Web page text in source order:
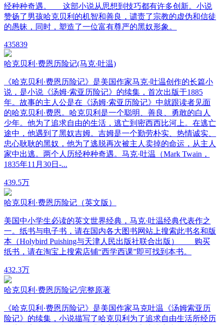
经种种奇遇。 这部小说从思想到技巧都有许多创新。小说
赞扬了男孩哈克贝利的机智和善良，谴责了宗教的虚伪和信徒
的愚昧，同时，塑造了一位富有尊严的黑奴形象。
435839
哈克贝利·费恩历险记(马克·吐温)
《哈克贝利·费恩历险记》是美国作家马克·吐温创作的长篇小
说，是小说《汤姆·索亚历险记》的续集，首次出版于1885
年。故事的主人公是在《汤姆·索亚历险记》中就跟读者见面
的哈克贝利·费恩。哈克贝利是一个聪明、善良、勇敢的白人
少年。他为了追求自由的生活，逃亡到密西西比河上。在逃亡
途中，他遇到了黑奴吉姆。吉姆是一个勤劳朴实、热情诚实、
忠心耿耿的黑奴，他为了逃脱再次被主人卖掉的命运，从主人
家中出逃。两个人历经种种奇遇。马克·吐温（Mark Twain，
1835年11月30日-...
439.5万
哈克贝利·费恩历险记（英文版）
美国中小学生必读的英文世界经典，马克·吐温经典代表作之
一。纸书与电子书，请在国内各大图书网站上搜索此书名和版
本（Holybird Puishing与天津人民出版社联合出版） 购买
纸书，请在淘宝上搜索店铺“西学西课”即可找到本书。
432.3万
哈克贝利·费恩历险记/完整原著
《哈克贝利·费恩历险记》是美国作家马克吐温《汤姆索亚历
险记》的续集，小说描写了哈克贝利为了追求自由生活所经历